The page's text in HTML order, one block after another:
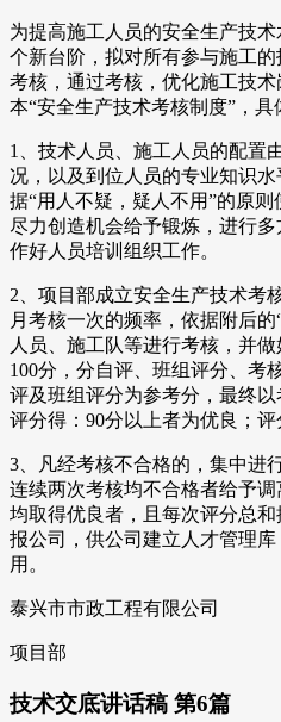
为提高施工人员的安全生产技
个新台阶，拟对所有参与施工
考核，通过考核，优化施工技
本“安全生产技术考核制度”，具
1、技术人员、施工人员的配置
况，以及到位人员的专业知识
据“用人不疑，疑人不用”的原
尽力创造机会给予锻炼，进行
作好人员培训组织工作。
2、项目部成立安全生产技术考
月考核一次的频率，依据附后
人员、施工队等进行考核，并
100分，分自评、班组评分、考
评及班组评分为参考分，最终
评分得：90分以上者为优良；评
3、凡经考核不合格的，集中进
连续两次考核均不合格者给予
均取得优良者，且每次评分总
报公司，供公司建立人才管理
用。
泰兴市市政工程有限公司
项目部
技术交底讲话稿 第6篇